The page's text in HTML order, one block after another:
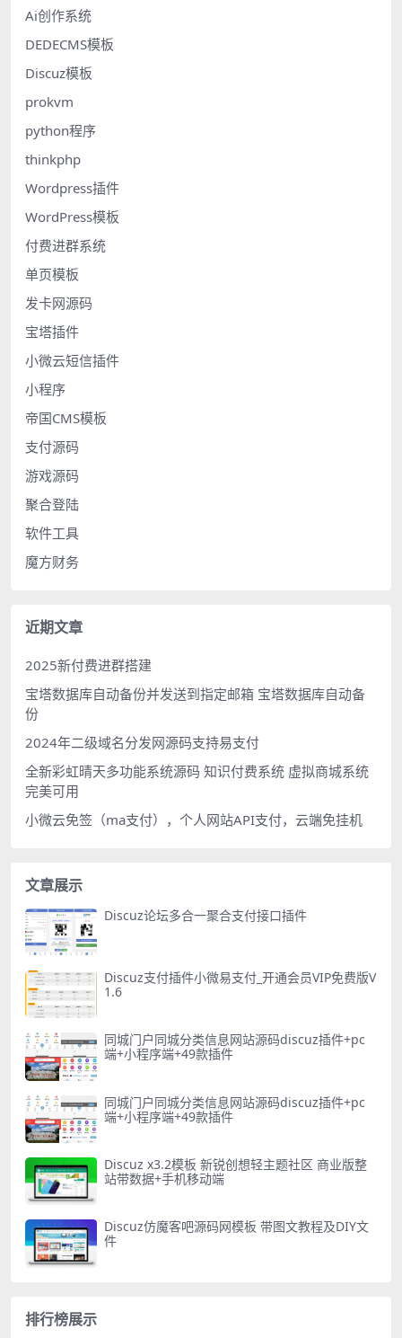
Ai创作系统
DEDECMS模板
Discuz模板
prokvm
python程序
thinkphp
Wordpress插件
WordPress模板
付费进群系统
单页模板
发卡网源码
宝塔插件
小微云短信插件
小程序
帝国CMS模板
支付源码
游戏源码
聚合登陆
软件工具
魔方财务
近期文章
2025新付费进群搭建
宝塔数据库自动备份并发送到指定邮箱 宝塔数据库自动备
份
2024年二级域名分发网源码支持易支付
全新彩虹晴天多功能系统源码 知识付费系统 虚拟商城系统
完美可用
小微云免签（ma支付），个人网站API支付，云端免挂机
文章展示
Discuz论坛多合一聚合支付接口插件
Discuz支付插件小微易支付_开通会员VIP免费版V
1.6
同城门户同城分类信息网站源码discuz插件+pc
端+小程序端+49款插件
同城门户同城分类信息网站源码discuz插件+pc
端+小程序端+49款插件
Discuz x3.2模板 新锐创想轻主题社区 商业版整
站带数据+手机移动端
Discuz仿魔客吧源码网模板 带图文教程及DIY文
件
排行榜展示